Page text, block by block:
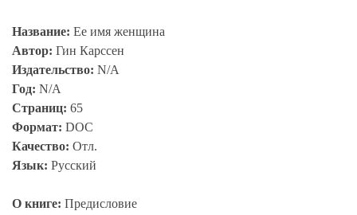
Название: Ее имя женщина
Автор: Гин Карссен
Издательство: N/A
Год: N/A
Страниц: 65
Формат: DOC
Качество: Отл.
Язык: Русский
О книге: Предисловие